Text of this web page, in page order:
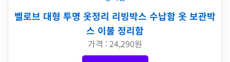
벨로브 대형 투명 옷정리 리빙박스 수납함 옷 보관박
스 이불 정리함
가격 : 24,290원